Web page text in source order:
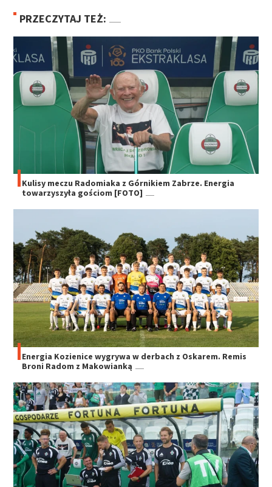
PRZECZYTAJ TEŻ:
Kulisy meczu Radomiaka z Górnikiem Zabrze. Energia
towarzyszyła gościom [FOTO]
Energia Kozienice wygrywa w derbach z Oskarem. Remis
Broni Radom z Makowianką